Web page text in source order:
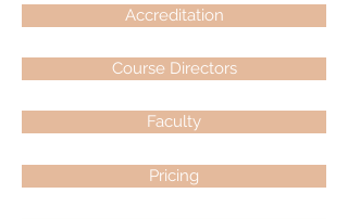
Accreditation
Course Directors
Faculty
Pricing